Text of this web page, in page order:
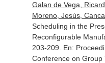
Galan de Vega,
Moreno, Jesús,
Scheduling in the
Reconfigurable
203-209. En:
Conference on Group